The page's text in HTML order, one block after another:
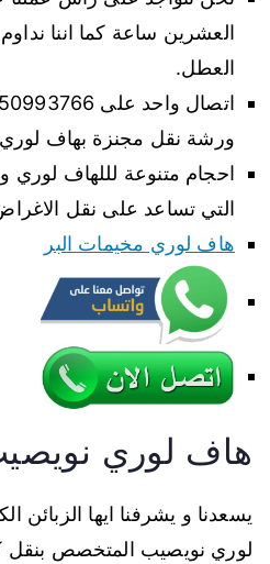
العشرين ساعة كما اننا
العطل.
ورشة نقل مجنزة بهاف لوري
احجام متنوعة لللهاف لوري
التي تساعد على نقل
هاف لوري مخيمات البر
هاف لوري
يسعدنا و يشرفنا ايها
لوري نويصيب المتخصص بنقل